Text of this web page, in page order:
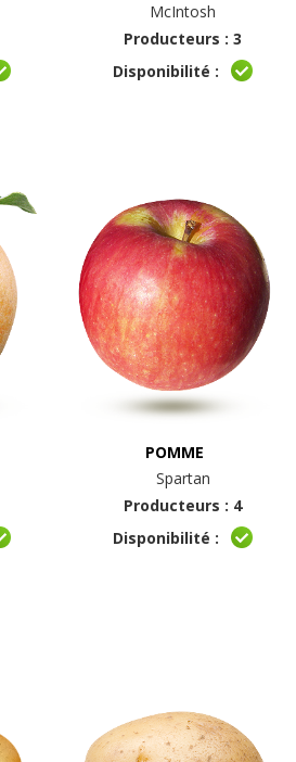
McIntosh
Producteurs : 3
Disponibilité :
POMME
Spartan
Producteurs : 4
Disponibilité :